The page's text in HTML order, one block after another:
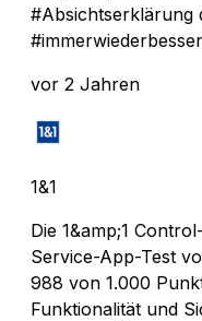
#Absichtserklärung
vor 2 Jahren
1&1
Die 1&amp;1
Service-App-Test
988 von 1.000
Funktionalität und